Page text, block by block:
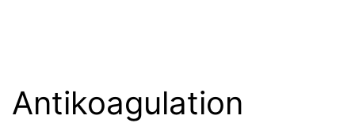
Antikoagulation